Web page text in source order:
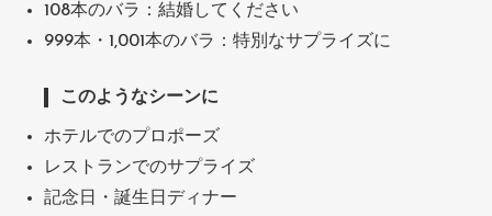
108本のバラ：結婚してください
999本・1,001本のバラ：特別なサプライズに
このようなシーンに
ホテルでのプロポーズ
レストランでのサプライズ
記念日・誕生日ディナー